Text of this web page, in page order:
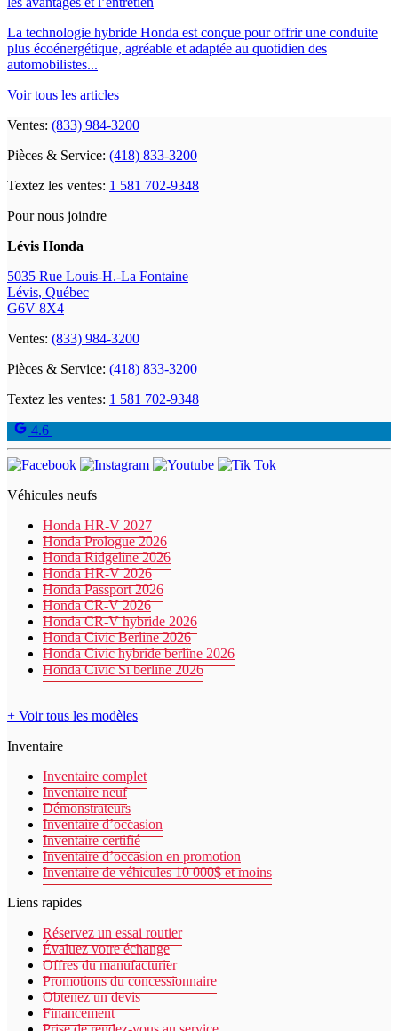
La technologie hybride Honda est conçue pour offrir une conduite
plus écoénergétique, agréable et adaptée au quotidien des
automobilistes...
Voir tous les articles
Ventes: (833) 984-3200
Pièces & Service: (418) 833-3200
Textez les ventes: 1 581 702-9348
Pour nous joindre
Lévis Honda
5035 Rue Louis-H.-La Fontaine
Lévis, Québec
G6V 8X4
Ventes: (833) 984-3200
Pièces & Service: (418) 833-3200
Textez les ventes: 1 581 702-9348
4.6
Véhicules neufs
Honda HR-V 2027
Honda Prologue 2026
Honda Ridgeline 2026
Honda HR-V 2026
Honda Passport 2026
Honda CR-V 2026
Honda CR-V hybride 2026
Honda Civic Berline 2026
Honda Civic hybride berline 2026
Honda Civic Si berline 2026
+ Voir tous les modèles
Inventaire
Inventaire complet
Inventaire neuf
Démonstrateurs
Inventaire d’occasion
Inventaire certifié
Inventaire d’occasion en promotion
Inventaire de véhicules 10 000$ et moins
Liens rapides
Réservez un essai routier
Évaluez votre échange
Offres du manufacturier
Promotions du concessionnaire
Obtenez un devis
Financement